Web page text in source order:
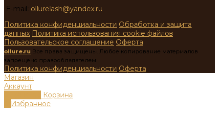
E-mail: ollurelash@yandex.ru
Политика конфиденциальности Обработка и защита
данных Политика использования cookie файлов
Пользовательское соглашение Оферта
ollure.ru Все права защищены. Любое копирование материалов
запрещено правообладателем.
Политика конфиденциальности Оферта
Магазин
Аккаунт
Корзина
Избранное